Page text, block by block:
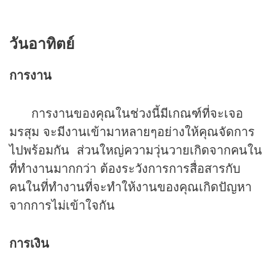
วันอาทิตย์
การงาน
การงานของคุณในช่วงนี้มีเกณฑ์ที่จะเจอ
มรสุม จะมีงานเข้ามาหลายๆอย่างให้คุณจัดการ
ไปพร้อมกัน ส่วนใหญ่ความวุ่นวายเกิดจากคนใน
ที่ทำงานมากกว่า ต้องระวังการการสื่อสารกับ
คนในที่ทำงานที่จะทำให้งานของคุณเกิดปัญหา
จากการไม่เข้าใจกัน
การเงิน